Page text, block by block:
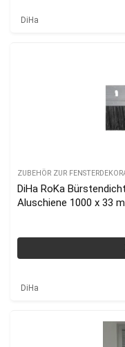
DiHa
ZUBEHÖR ZUR
DiHa RoKa
Aluschiene 1000 x 33
DiHa